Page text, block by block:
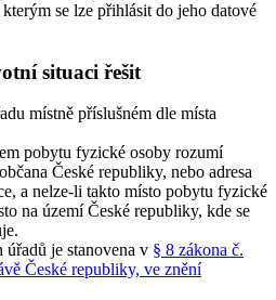
se lze přihlásit do jeho datové
situaci řešit
místně příslušném dle místa
pobytu fyzické osoby rozumí
České republiky, nebo adresa
a nelze-li takto místo pobytu fyzické
na území České republiky, kde se
je stanovena v § 8 zákona č.
České republiky, ve znění